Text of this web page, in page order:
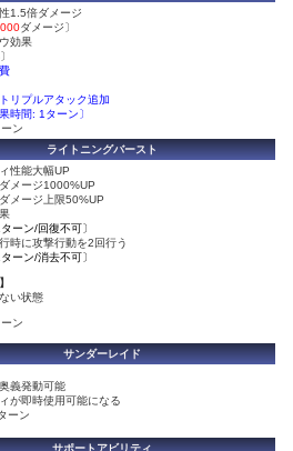
1.5倍ダメージ
ダメージ〕
効果
リプルアタック追加
時間: 1ターン〕
ン
ライトニングバースト
性能大幅UP
メージ1000%UP
メージ上限50%UP
ーン/回復不可〕
時に攻撃行動を2回行う
ーン/消去不可〕
い状態
ン
サンダーレイド
義発動可能
が即時使用可能になる
ーン